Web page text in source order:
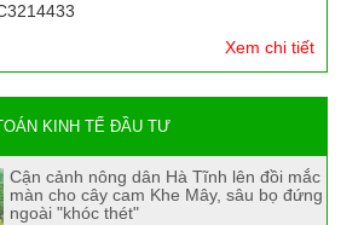
Xem chi tiết
KINH TẾ ĐẦU TƯ
Cận cảnh nông dân Hà Tĩnh lên đồi mắc
màn cho cây cam Khe Mây, sâu bọ đứng
ngoài "khóc thét"